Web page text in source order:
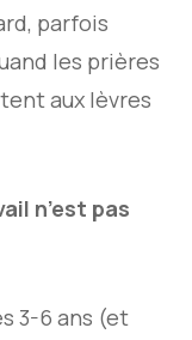
parfois
les prières
aux lèvres
n’est pas
3-6 ans (et